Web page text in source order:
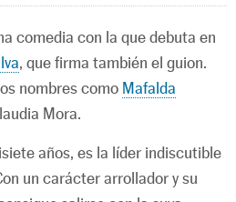
comedia con la que debuta en
, que firma también el guion.
nombres como Mafalda
Mora.
años, es la líder indiscutible
un carácter arrollador y su